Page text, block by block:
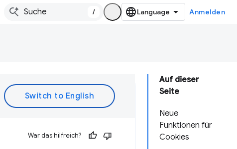
/ Anmelden
Auf dieser
Seite
Neue
Funktionen für
Cookies
War das hilfreich?